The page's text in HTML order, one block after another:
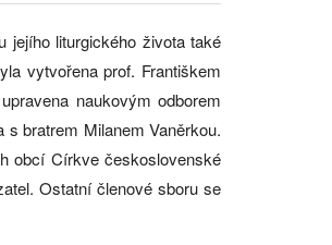
jejího liturgického života také
vytvořena prof. Františkem
naukovým odborem
bratrem Milanem Vaněrkou.
obcí Církve československé
Ostatní členové sboru se